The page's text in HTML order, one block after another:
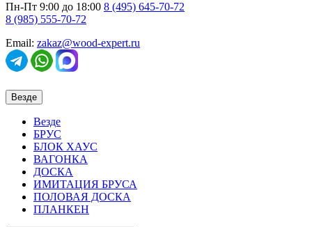
Пн-Пт 9:00 до 18:00 8 (495) 645-70-72
8 (985) 555-70-72
Email: zakaz@wood-expert.ru
Везде
Везде
БРУС
БЛОК ХАУС
ВАГОНКА
ДОСКА
ИМИТАЦИЯ БРУСА
ПОЛОВАЯ ДОСКА
ПЛАНКЕН